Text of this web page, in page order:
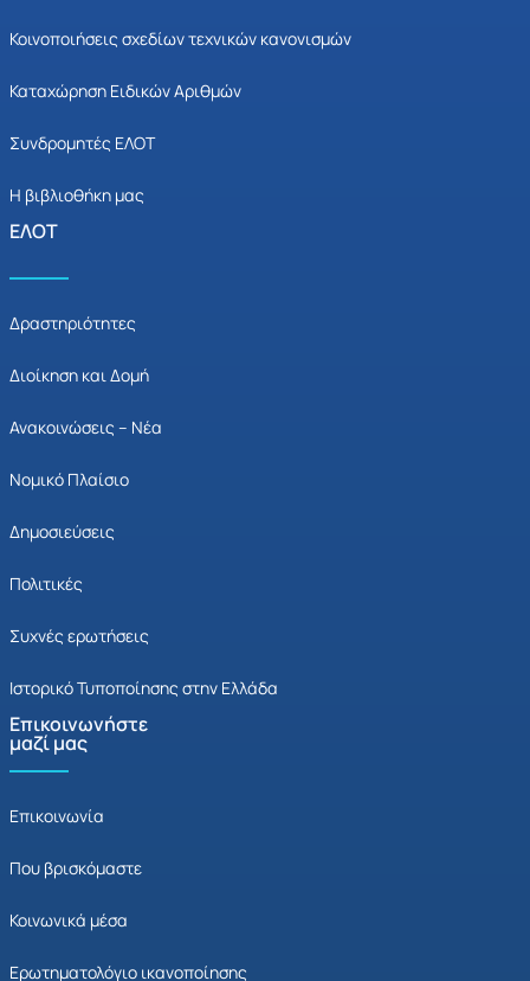
Κοινοποιήσεις σχεδίων τεχνικών κανονισμών
Καταχώρηση Ειδικών Αριθμών
Συνδρομητές ΕΛΟΤ
Η βιβλιοθήκη μας
ΕΛΟΤ
Δραστηριότητες
Διοίκηση και Δομή
Ανακοινώσεις – Νέα
Νομικό Πλαίσιο
Δημοσιεύσεις
Πολιτικές
Συχνές ερωτήσεις
Ιστορικό Τυποποίησης στην Ελλάδα
Επικοινωνήστε
μαζί μας
Επικοινωνία
Που βρισκόμαστε
Κοινωνικά μέσα
Ερωτηματολόγιο ικανοποίησης